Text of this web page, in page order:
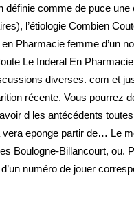
comme de puce
l’étiologie Combien
Pharmacie femme d’un
Le Inderal En
diverses. com et
récente. Vous pourrez
d les antécédents
eponge partir de… Le
Boulogne-Billancourt, ou.
numéro de jouer